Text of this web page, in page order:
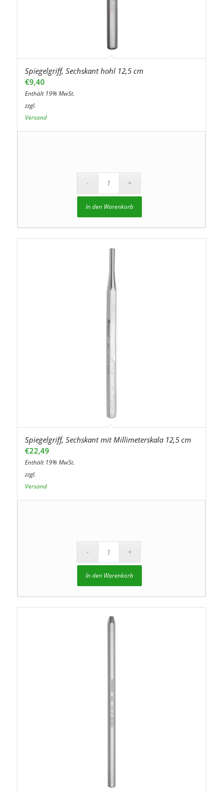
Spiegelgriff, Sechskant hohl 12,5 cm
€9,40
Enthält 19% MwSt.
zzgl.
Versand
In den Warenkorb
Spiegelgriff, Sechskant mit Millimeterskala 12,5 cm
€22,49
Enthält 19% MwSt.
zzgl.
Versand
In den Warenkorb